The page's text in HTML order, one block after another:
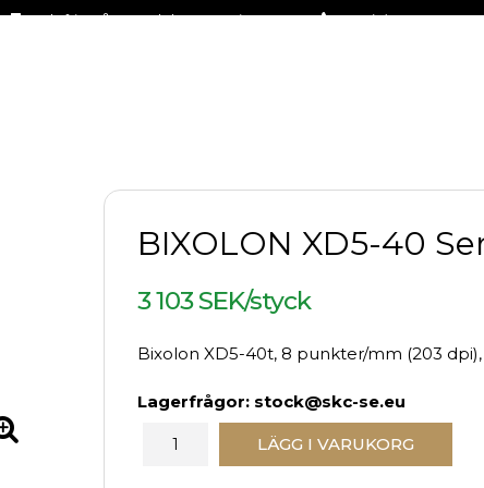
Fraktfritt på stora delar av sortimentet +46 (0)31-27 42 30
BIXOLON XD5-40
3 103 SEK/styck
Bixolon XD5-40t, 8 punkter/mm (203 dpi),
Lagerfrågor: stock@skc-se.eu
LÄGG I VARUKORG